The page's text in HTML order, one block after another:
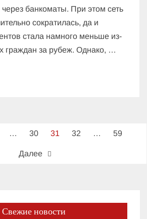
через банкоматы. При этом сеть
сократилась, да и
стала намного меньше из-
граждан за рубеж. Однако, …
… 30 31 32 … 59
Далее
Свежие новости